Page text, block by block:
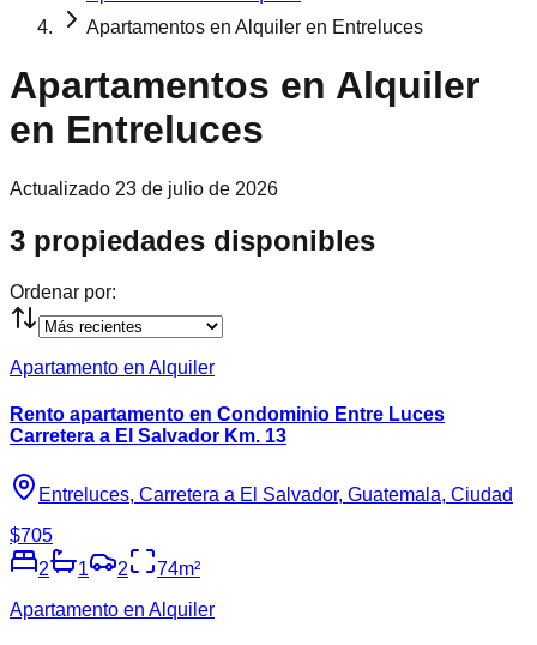
Apartamentos en Alquiler en Entreluces
Apartamentos en Alquiler
en Entreluces
Actualizado 23 de julio de 2026
3 propiedades disponibles
Ordenar por:
Apartamento en Alquiler
Rento apartamento en Condominio Entre Luces
Carretera a El Salvador Km. 13
Entreluces, Carretera a El Salvador, Guatemala, Ciudad
$705
2
1 2 74m²
Apartamento en Alquiler